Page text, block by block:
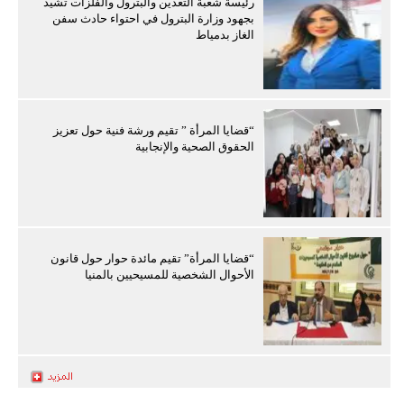
بجهود وزارة البترول في احتواء حادث سفن
الغاز بدمياط
“قضايا المرأة ” تقيم ورشة فنية حول تعزيز
الحقوق الصحية والإنجابية
“قضايا المرأة” تقيم مائدة حوار حول قانون
الأحوال الشخصية للمسيحيين بالمنيا